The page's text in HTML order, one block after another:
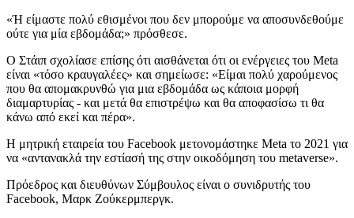
«Ή είμαστε πολύ εθισμένοι που δεν μπορούμε να αποσυνδεθούμε
ούτε για μία εβδομάδα;» πρόσθεσε.
Ο Στάιπ σχολίασε επίσης ότι αισθάνεται ότι οι ενέργειες του Meta
είναι «τόσο κραυγαλέες» και σημείωσε: «Είμαι πολύ χαρούμενος
που θα απομακρυνθώ για μια εβδομάδα ως κάποια μορφή
διαμαρτυρίας - και μετά θα επιστρέψω και θα αποφασίσω τι θα
κάνω από εκεί και πέρα».
Η μητρική εταιρεία του Facebook μετονομάστηκε Meta το 2021 για
να «αντανακλά την εστίασή της στην οικοδόμηση του metaverse».
Πρόεδρος και διευθύνων Σύμβουλος είναι ο συνιδρυτής του
Facebook, Μαρκ Ζούκερμπεργκ.